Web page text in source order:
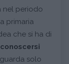
nel periodo
primaria
che si ha di
solo